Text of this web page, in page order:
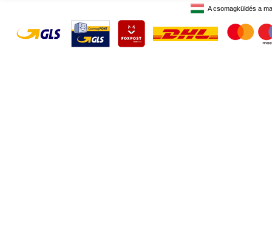
A csomagküldés a